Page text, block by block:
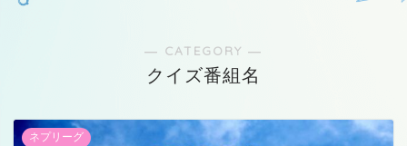
― CATEGORY ―
クイズ番組名
ネプリーグ